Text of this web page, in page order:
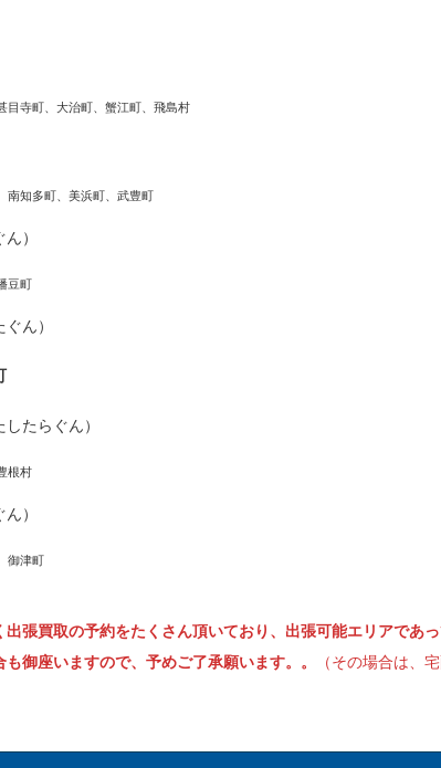
目寺町、大治町、蟹江町、飛島村
南知多町、美浜町、武豊町
ん）
豆町
ぐん）
したらぐん）
根村
ん）
御津町
出張買取の予約をたくさん頂いており、出張可能エリアであ
も御座いますので、予めご了承願います。。
（その場合は、